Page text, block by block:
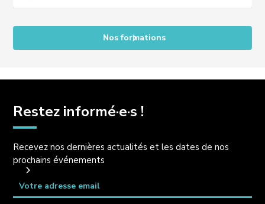
Nos formations
Restez informé·e·s !
Recevez nos dernières actualités et les dates de nos
prochains événements